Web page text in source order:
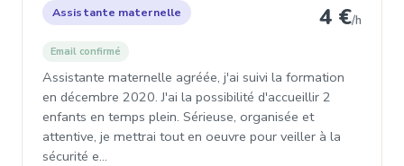
Assistante maternelle 4 €/h
Email confirmé
Assistante maternelle agréée, j'ai suivi la formation
en décembre 2020. J'ai la possibilité d'accueillir 2
enfants en temps plein. Sérieuse, organisée et
attentive, je mettrai tout en oeuvre pour veiller à la
sécurité e…